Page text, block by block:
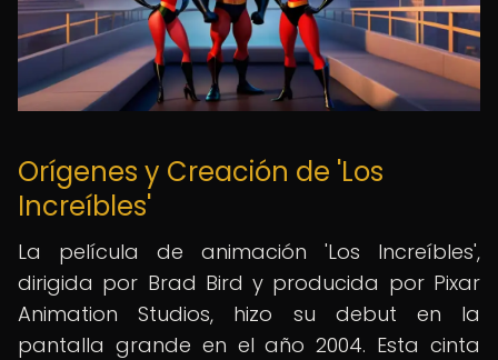
Orígenes y Creación de 'Los
Increíbles'
La película de animación 'Los Increíbles',
dirigida por Brad Bird y producida por Pixar
Animation Studios, hizo su debut en la
pantalla grande en el año 2004. Esta cinta